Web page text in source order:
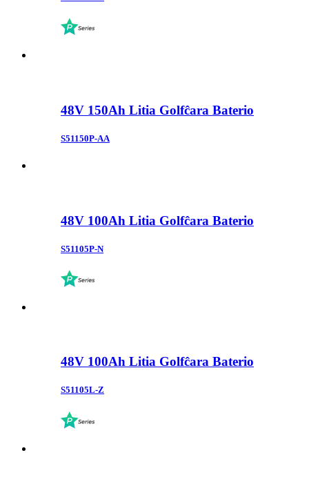
48V 150Ah Litia Golfĉara Baterio
S51150P-AA
48V 100Ah Litia Golfĉara Baterio
S51105P-N
48V 100Ah Litia Golfĉara Baterio
S51105L-Z